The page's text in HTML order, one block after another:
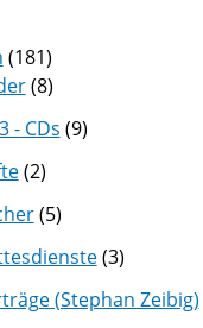
(181)
(8)
- CDs (9)
(2)
(5)
(3)
(Stephan Zeibig)